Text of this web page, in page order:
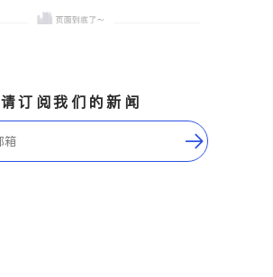
请订阅我们的新闻